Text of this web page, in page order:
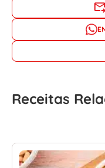
Receitas